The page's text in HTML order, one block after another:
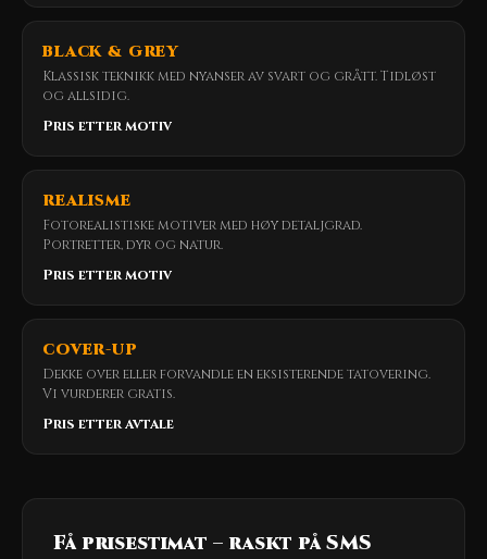
BLACK & GREY
Klassisk teknikk med nyanser av svart og grått. Tidløst
og allsidig.
Pris etter motiv
REALISME
Fotorealistiske motiver med høy detaljgrad.
Portretter, dyr og natur.
Pris etter motiv
COVER-UP
Dekke over eller forvandle en eksisterende tatovering.
Vi vurderer gratis.
Pris etter avtale
Få prisestimat – raskt på SMS